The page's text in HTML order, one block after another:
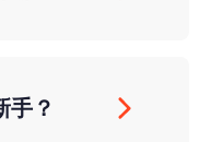
手？